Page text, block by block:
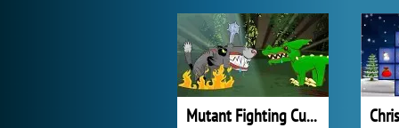
Mutant Fighting Cup 2016